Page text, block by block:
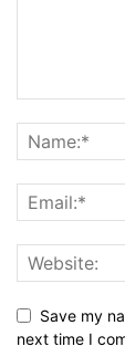
Save my
next time I